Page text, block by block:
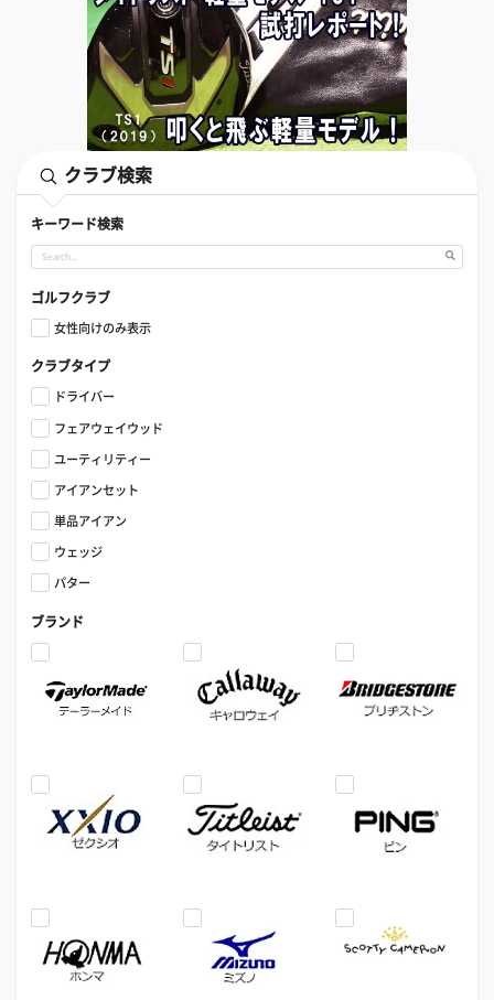
クラブ検索
キーワード検索
ゴルフクラブ
女性向けのみ表示
クラブタイプ
ドライバー
フェアウェイウッド
ユーティリティー
アイアンセット
単品アイアン
ウェッジ
パター
ブランド